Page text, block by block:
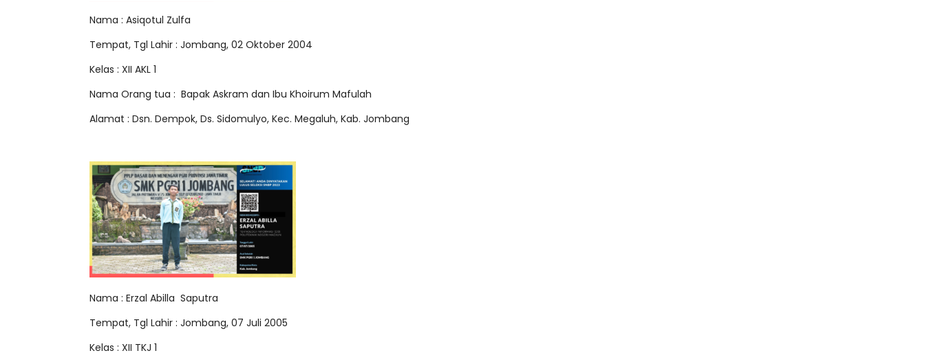
Nama : Asiqotul Zulfa
Tempat, Tgl Lahir : Jombang, 02 Oktober 2004
Kelas : XII AKL 1
Nama Orang tua : Bapak Askram dan Ibu Khoirum Mafulah
Alamat : Dsn. Dempok, Ds. Sidomulyo, Kec. Megaluh, Kab. Jombang
Nama : Erzal Abilla Saputra
Tempat, Tgl Lahir : Jombang, 07 Juli 2005
Kelas : XII TKJ 1